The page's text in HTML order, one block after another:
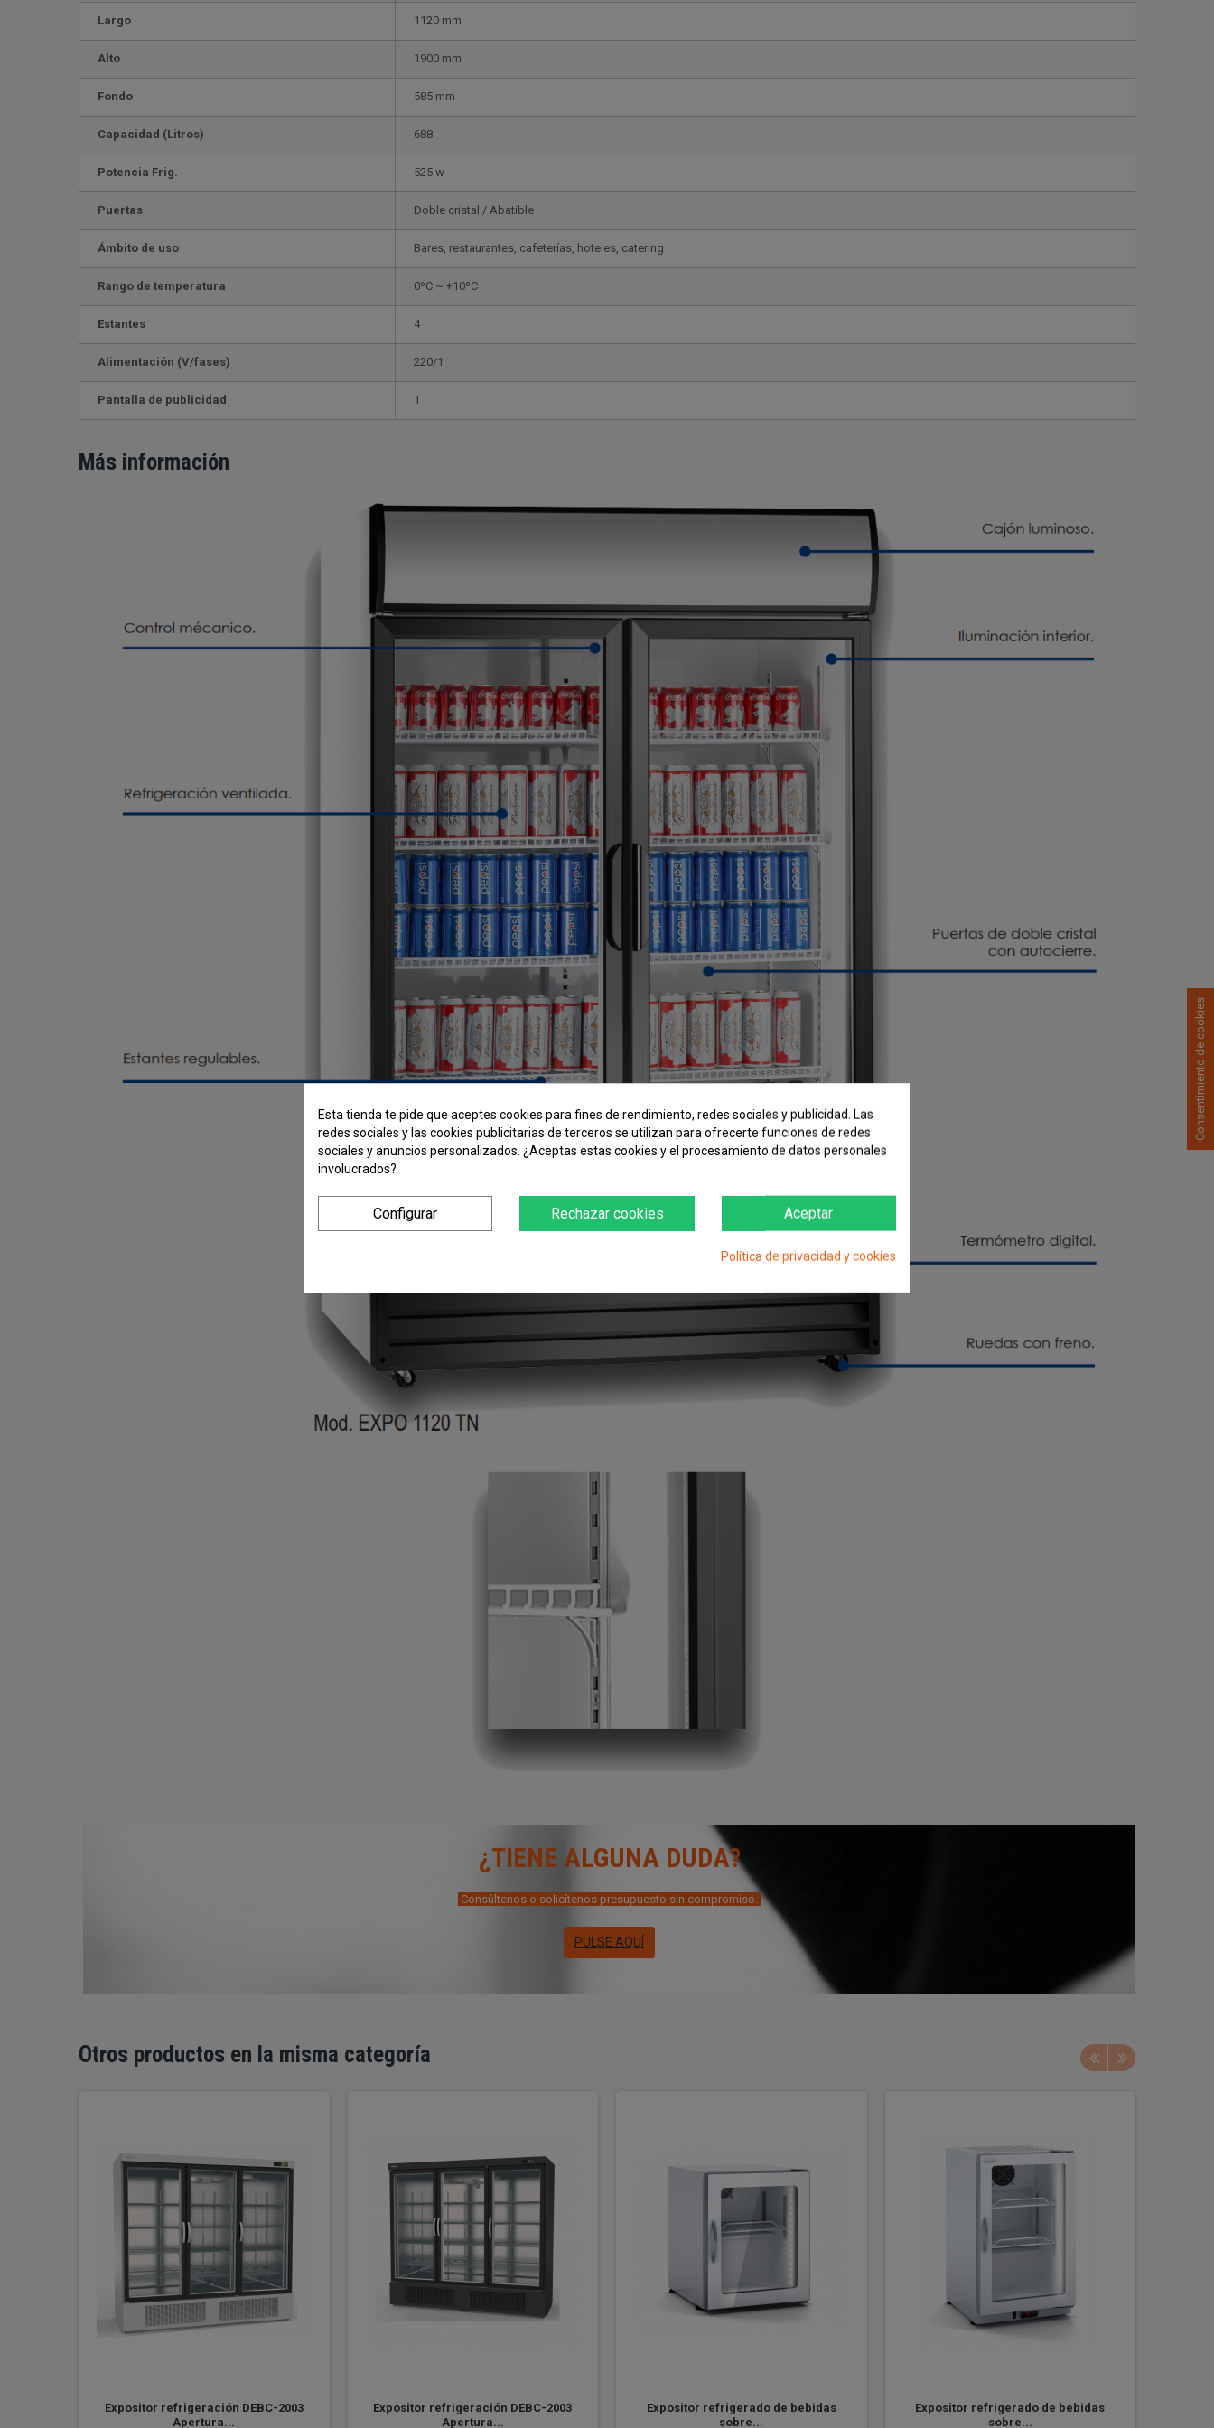
Largo 1120 mm
Alto 1900 mm
Fondo 585 mm
Capacidad (Litros) 688
Potencia Frig. 525 w
Puertas Doble cristal / Abatible
Ámbito de uso Bares, restaurantes, cafeterías, hoteles, catering
Rango de temperatura 0ºC ~ +10ºC
Estantes 4
Alimentación (V/fases) 220/1
Pantalla de publicidad 1
Más información
¿TIENE ALGUNA DUDA?
Consúltenos o solicítenos presupuesto sin compromiso.
PULSE AQUÍ
Otros productos en la misma categoría
Expositor refrigeración DEBC-2003
Apertura...
Expositor refrigeración DEBC-2003
Apertura...
Expositor refrigerado de bebidas
sobre...
Expositor refrigerado de bebidas
sobre...
Esta tienda te pide que aceptes cookies para fines de rendimiento, redes sociales y publicidad. Las
redes sociales y las cookies publicitarias de terceros se utilizan para ofrecerte funciones de redes
sociales y anuncios personalizados. ¿Aceptas estas cookies y el procesamiento de datos personales
involucrados?
Aceptar
Rechazar cookies
Configurar
Política de privacidad y cookies
Consentimiento de cookies